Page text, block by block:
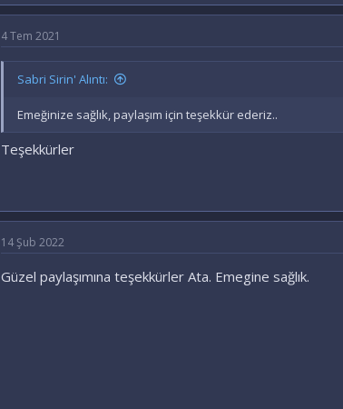
4 Tem 2021
Sabri Sirin' Alıntı:
Emeğinize sağlık, paylaşım için teşekkür ederiz..
Teşekkürler
14 Şub 2022
Güzel paylaşımına teşekkürler Ata. Emegine sağlık.